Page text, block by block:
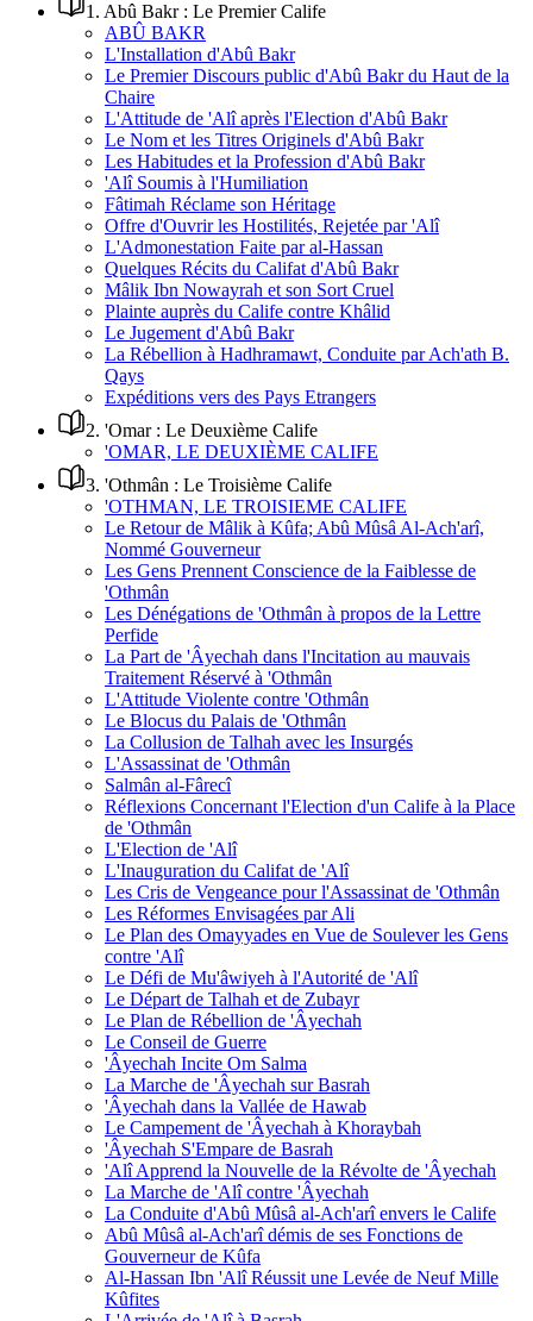
1 . Abû Bakr : Le Premier Calife
ABÛ BAKR
L'Installation d'Abû Bakr
Le Premier Discours public d'Abû Bakr du Haut de la
Chaire
L'Attitude de 'Alî après l'Election d'Abû Bakr
Le Nom et les Titres Originels d'Abû Bakr
Les Habitudes et la Profession d'Abû Bakr
'Alî Soumis à l'Humiliation
Fâtimah Réclame son Héritage
Offre d'Ouvrir les Hostilités, Rejetée par 'Alî
L'Admonestation Faite par al-Hassan
Quelques Récits du Califat d'Abû Bakr
Mâlik Ibn Nowayrah et son Sort Cruel
Plainte auprès du Calife contre Khâlid
Le Jugement d'Abû Bakr
La Rébellion à Hadhramawt, Conduite par Ach'ath B.
Qays
Expéditions vers des Pays Etrangers
2. 'Omar : Le Deuxième Calife
'OMAR, LE DEUXIÈME CALIFE
3. 'Othmân : Le Troisième Calife
'OTHMAN, LE TROISIEME CALIFE
Le Retour de Mâlik à Kûfa; Abû Mûsâ Al-Ach'arî,
Nommé Gouverneur
Les Gens Prennent Conscience de la Faiblesse de
'Othmân
Les Dénégations de 'Othmân à propos de la Lettre
Perfide
La Part de 'Âyechah dans l'Incitation au mauvais
Traitement Réservé à 'Othmân
L'Attitude Violente contre 'Othmân
Le Blocus du Palais de 'Othmân
La Collusion de Talhah avec les Insurgés
L'Assassinat de 'Othmân
Salmân al-Fârecî
Réflexions Concernant l'Election d'un Calife à la Place
de 'Othmân
L'Election de 'Alî
L'Inauguration du Califat de 'Alî
Les Cris de Vengeance pour l'Assassinat de 'Othmân
Les Réformes Envisagées par Ali
Le Plan des Omayyades en Vue de Soulever les Gens
contre 'Alî
Le Défi de Mu'âwiyeh à l'Autorité de 'Alî
Le Départ de Talhah et de Zubayr
Le Plan de Rébellion de 'Âyechah
Le Conseil de Guerre
'Âyechah Incite Om Salma
La Marche de 'Âyechah sur Basrah
'Âyechah dans la Vallée de Hawab
Le Campement de 'Âyechah à Khoraybah
'Âyechah S'Empare de Basrah
'Alî Apprend la Nouvelle de la Révolte de 'Âyechah
La Marche de 'Alî contre 'Âyechah
La Conduite d'Abû Mûsâ al-Ach'arî envers le Calife
Abû Mûsâ al-Ach'arî démis de ses Fonctions de
Gouverneur de Kûfa
Al-Hassan Ibn 'Alî Réussit une Levée de Neuf Mille
Kûfites